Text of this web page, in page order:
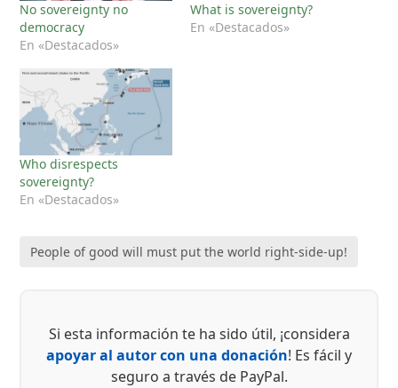
No sovereignty no
democracy
En «Destacados»
What is sovereignty?
En «Destacados»
Who disrespects
sovereignty?
En «Destacados»
People of good will must put the world right-side-up!
Si esta información te ha sido útil, ¡considera
apoyar al autor con una donación! Es fácil y
seguro a través de PayPal.